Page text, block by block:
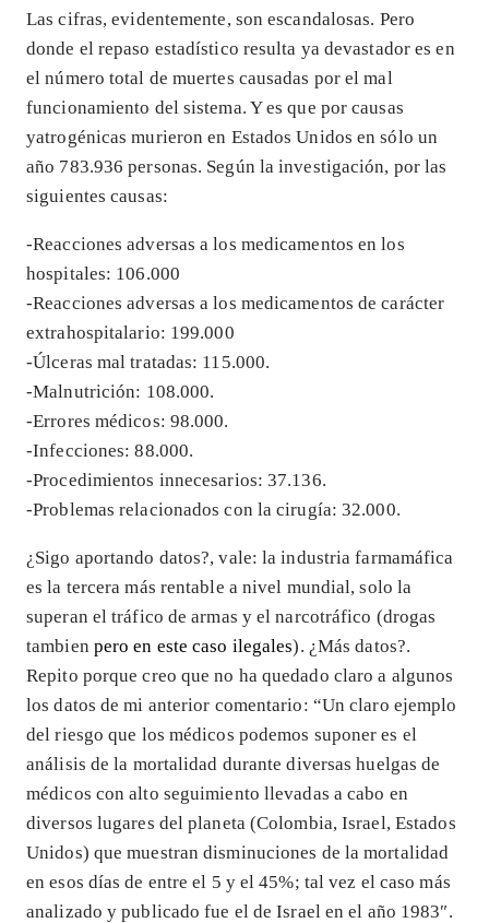
Las cifras, evidentemente, son escandalosas. Pero
donde el repaso estadístico resulta ya devastador es en
el número total de muertes causadas por el mal
funcionamiento del sistema. Y es que por causas
yatrogénicas murieron en Estados Unidos en sólo un
año 783.936 personas. Según la investigación, por las
siguientes causas:
-Reacciones adversas a los medicamentos en los
hospitales: 106.000
-Reacciones adversas a los medicamentos de carácter
extrahospitalario: 199.000
-Úlceras mal tratadas: 115.000.
-Malnutrición: 108.000.
-Errores médicos: 98.000.
-Infecciones: 88.000.
-Procedimientos innecesarios: 37.136.
-Problemas relacionados con la cirugía: 32.000.
¿Sigo aportando datos?, vale: la industria farmamáfica
es la tercera más rentable a nivel mundial, solo la
superan el tráfico de armas y el narcotráfico (drogas
tambien pero en este caso ilegales). ¿Más datos?.
Repito porque creo que no ha quedado claro a algunos
los datos de mi anterior comentario: “Un claro ejemplo
del riesgo que los médicos podemos suponer es el
análisis de la mortalidad durante diversas huelgas de
médicos con alto seguimiento llevadas a cabo en
diversos lugares del planeta (Colombia, Israel, Estados
Unidos) que muestran disminuciones de la mortalidad
en esos días de entre el 5 y el 45%; tal vez el caso más
analizado y publicado fue el de Israel en el año 1983″.